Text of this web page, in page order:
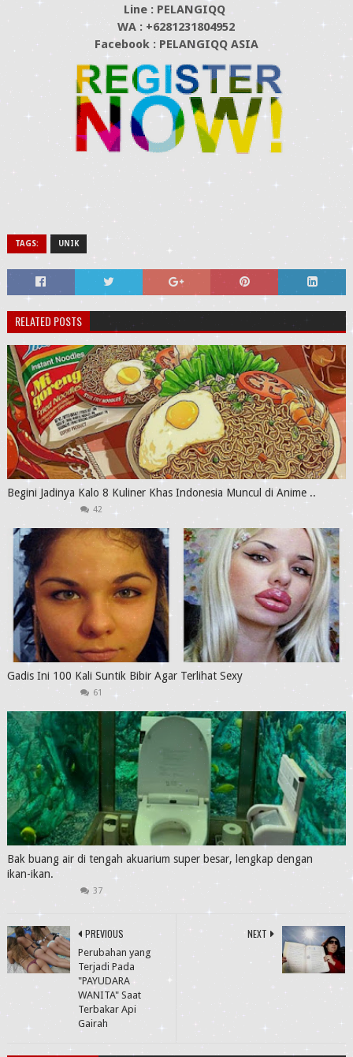
Line : PELANGIQQ
WA : +6281231804952
Facebook : PELANGIQQ ASIA
TAGS: UNIK
RELATED POSTS
Begini Jadinya Kalo 8 Kuliner Khas Indonesia Muncul di Anime ..
42
Gadis Ini 100 Kali Suntik Bibir Agar Terlihat Sexy
61
Bak buang air di tengah akuarium super besar, lengkap dengan
ikan-ikan.
37
NEXT
PREVIOUS
Perubahan yang
Terjadi Pada
"PAYUDARA
WANITA" Saat
Terbakar Api
Gairah